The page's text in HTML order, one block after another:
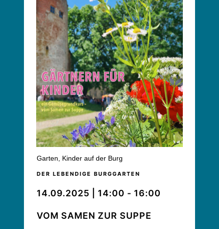
Garten, Kinder auf der Burg
DER LEBENDIGE BURGGARTEN
14.09.2025 | 14:00 - 16:00
VOM SAMEN ZUR SUPPE